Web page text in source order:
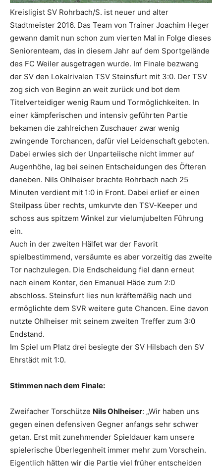
Kreisligist SV Rohrbach/S. ist neuer und alter
Stadtmeister 2016. Das Team von Trainer Joachim Heger
gewann damit nun schon zum vierten Mal in Folge dieses
Seniorenteam, das in diesem Jahr auf dem Sportgelände
des FC Weiler ausgetragen wurde. Im Finale bezwang
der SV den Lokalrivalen TSV Steinsfurt mit 3:0. Der TSV
zog sich von Beginn an weit zurück und bot dem
Titelverteidiger wenig Raum und Tormöglichkeiten. In
einer kämpferischen und intensiv geführten Partie
bekamen die zahlreichen Zuschauer zwar wenig
zwingende Torchancen, dafür viel Leidenschaft geboten.
Dabei erwies sich der Unparteiische nicht immer auf
Augenhöhe, lag bei seinen Entscheidungen des Öfteren
daneben. Nils Ohlheiser brachte Rohrbach nach 25
Minuten verdient mit 1:0 in Front. Dabei erlief er einen
Steilpass über rechts, umkurvte den TSV-Keeper und
schoss aus spitzem Winkel zur vielumjubelten Führung
ein.
Auch in der zweiten Hälfet war der Favorit
spielbestimmend, versäumte es aber vorzeitig das zweite
Tor nachzulegen. Die Endscheidung fiel dann erneut
nach einem Konter, den Emanuel Häde zum 2:0
abschloss. Steinsfurt lies nun kräftemäßig nach und
ermöglichte dem SVR weitere gute Chancen. Eine davon
nutzte Ohlheiser mit seinem zweiten Treffer zum 3:0
Endstand.
Im Spiel um Platz drei besiegte der SV Hilsbach den SV
Ehrstädt mit 1:0.
Stimmen nach dem Finale:
Zweifacher Torschütze Nils Ohlheiser: „Wir haben uns
gegen einen defensiven Gegner anfangs sehr schwer
getan. Erst mit zunehmender Spieldauer kam unsere
spielerische Überlegenheit immer mehr zum Vorschein.
Eigentlich hätten wir die Partie viel früher entscheiden